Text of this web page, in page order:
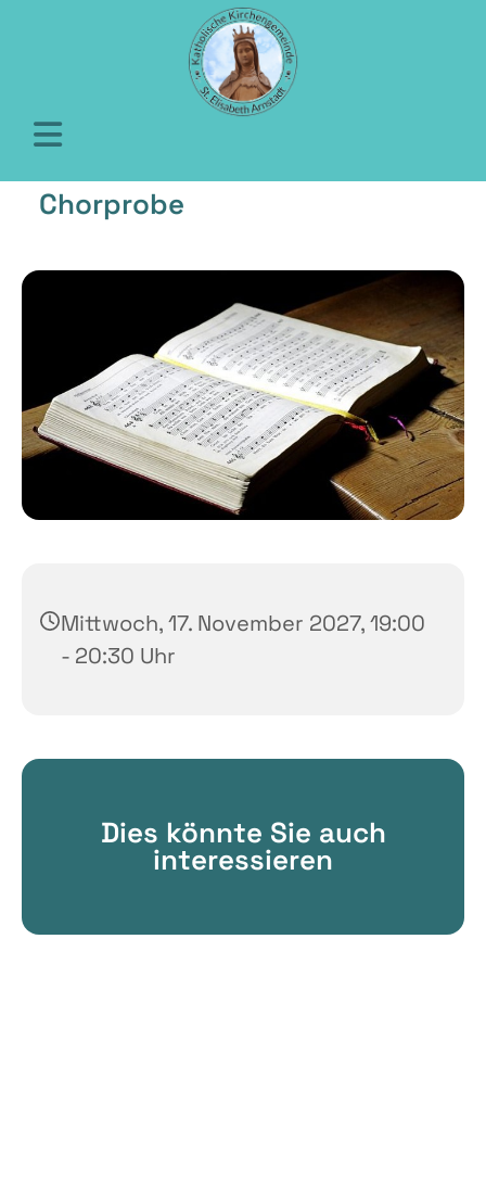
Chorprobe
Mittwoch, 17. November 2027, 19:00
- 20:30 Uhr
Dies könnte Sie auch
interessieren